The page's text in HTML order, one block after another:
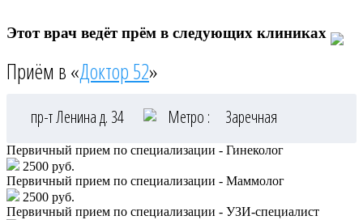
Этот врач ведёт прём в следующих клиниках
Приём в «Доктор 52»
пр-т Ленина д. 34 Метро : Заречная
Первичный прием по специализации - Гинеколог
2500 руб.
Первичный прием по специализации - Маммолог
2500 руб.
Первичный прием по специализации - УЗИ-специалист